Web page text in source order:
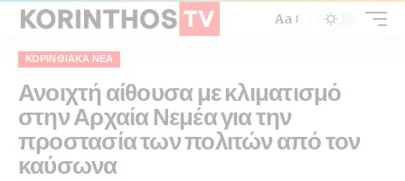
Aa
ΚΟΡΙΝΘΙΑΚΆ ΝΈΑ
Ανοιχτή αίθουσα με κλιματισμό
στην Αρχαία Νεμέα για την
προστασία των πολιτών από τον
καύσωνα